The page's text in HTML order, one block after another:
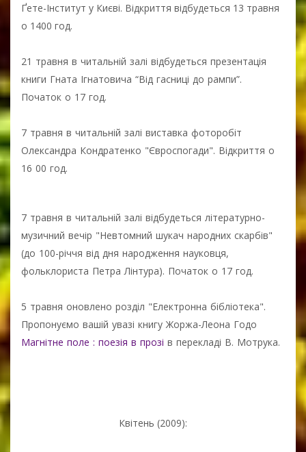
Ґете-Інститут у Києві. Відкриття відбудеться 13 травня
о 1400 год.
21 травня в читальній залі відбудеться презентація
книги Гната Ігнатовича “Від гасниці до рампи”.
Початок о 17 год.
7 травня в читальній залі виставка фоторобіт
Олександра Кондратенко "Євроспогади". Відкриття о
16 00 год.
7 травня в читальній залі відбудеться літературно-
музичний вечір "Невтомний шукач народних скарбів"
(до 100-річчя від дня народження науковця,
фольклориста Петра Лінтура). Початок о 17 год.
5 травня оновлено розділ "Електронна бібліотека".
Пропонуємо вашій увазі книгу Жоржа-Леона Годо
Магнітне поле : поезія в прозі в перекладі В. Мотрука.
Квітень (2009):